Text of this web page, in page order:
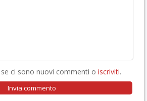
ci sono nuovi commenti o iscriviti.